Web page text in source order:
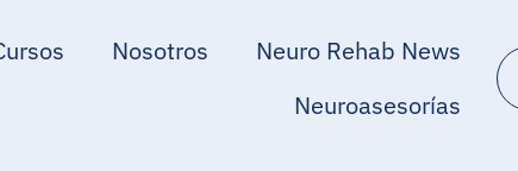
Nosotros
Neuro Rehab News
Neuroasesorías